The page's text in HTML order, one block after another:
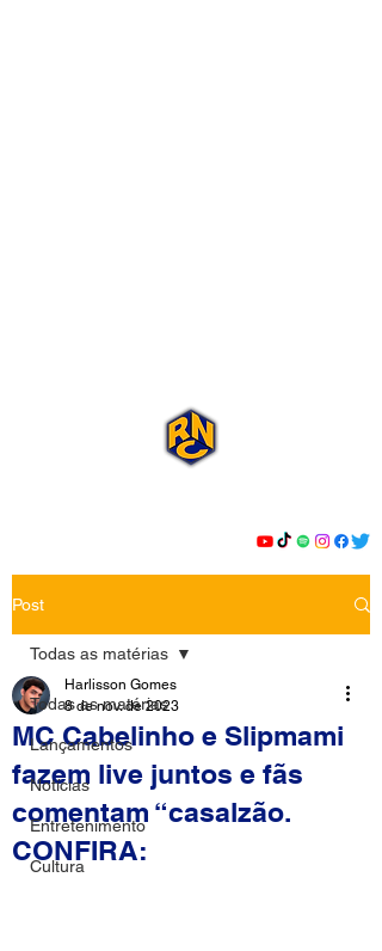
Post
Todas as matérias
Lançamentos
Notícias
Entretenimento
Cultura
Todas as matérias
MC Cabelinho e Slipmami
fazem live juntos e fãs
comentam “casalzão.
CONFIRA:
Harlisson Gomes
8 de nov. de 2023